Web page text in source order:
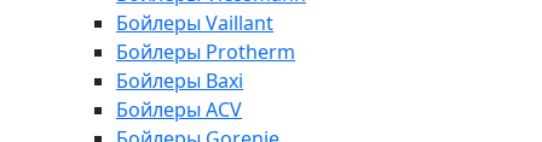
Бойлеры Vaillant
Бойлеры Protherm
Бойлеры Baxi
Бойлеры ACV